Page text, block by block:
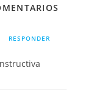
RESPONDER